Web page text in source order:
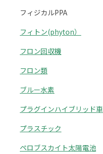
フィジカルPPA
フィトン(phyton）
フロン回収機
フロン類
ブルー水素
プラグインハイブリッド車
プラスチック
ペロブスカイト太陽電池